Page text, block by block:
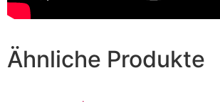
Ähnliche Produkte